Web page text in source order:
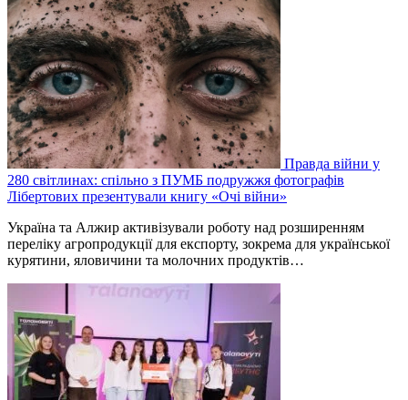
Правда війни у
280 світлинах: спільно з ПУМБ подружжя фотографів
Лібертових презентували книгу «Очі війни»
Україна та Алжир активізували роботу над розширенням
переліку агропродукції для експорту, зокрема для української
курятини, яловичини та молочних продуктів…